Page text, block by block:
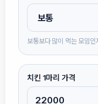
보통보다 많이 먹는 모임인
치킨 1마리 가격